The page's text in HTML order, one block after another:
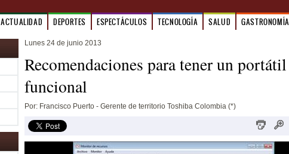
ACTUALIDAD DEPORTES ESPECTÁCULOS TECNOLOGÍA SALUD GASTRONOMÍA
Lunes 24 de junio 2013
Recomendaciones para tener un portátil
funcional
Por: Francisco Puerto - Gerente de territorio Toshiba Colombia (*)